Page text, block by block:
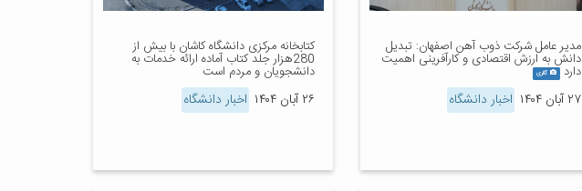
مدیر عامل شرکت ذوب آهن اصفهان: تبدیل
دانش به ارزش اقتصادی و کارآفرینی اهمیت
دارد گالری
۲۷ آبان ۱۴۰۴ اخبار دانشگاه
کتابخانه مرکزی دانشگاه کاشان با بیش از
280هزار جلد کتاب آماده ارائه خدمات به
دانشجویان و مردم است
۲۶ آبان ۱۴۰۴ اخبار دانشگاه